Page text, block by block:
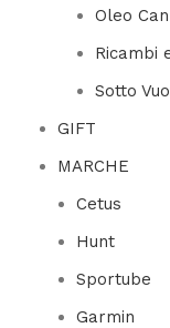
Oleo
Ricambi
Sotto
GIFT
MARCHE
Cetus
Hunt
Sportube
Garmin